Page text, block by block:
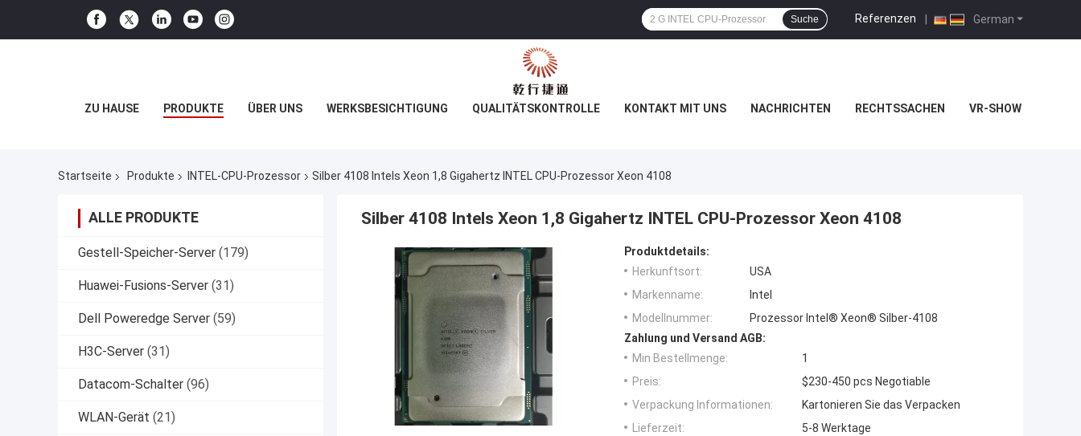
German
Referenzen |
Suche
ZU HAUSE PRODUKTE ÜBER UNS WERKSBESICHTIGUNG QUALITÄTSKONTROLLE KONTAKT MIT UNS NACHRICHTEN RECHTSSACHEN VR-SHOW
Startseite Produkte INTEL-CPU-Prozessor Silber 4108 Intels Xeon 1,8 Gigahertz INTEL CPU-Prozessor Xeon 4108
ALLE PRODUKTE
Gestell-Speicher-Server (179)
Huawei-Fusions-Server (31)
Dell Poweredge Server (59)
H3C-Server (31)
Datacom-Schalter (96)
WLAN-Gerät (21)
Silber 4108 Intels Xeon 1,8 Gigahertz INTEL CPU-Prozessor Xeon 4108
Produktdetails:
Herkunftsort:
USA
Markenname:
Intel
Modellnummer:
Prozessor Intel® Xeon® Silber-4108
Zahlung und Versand AGB:
Min Bestellmenge:
1
Preis:
$230-450 pcs Negotiable
Verpackung Informationen:
Kartonieren Sie das Verpacken
Lieferzeit:
5-8 Werktage